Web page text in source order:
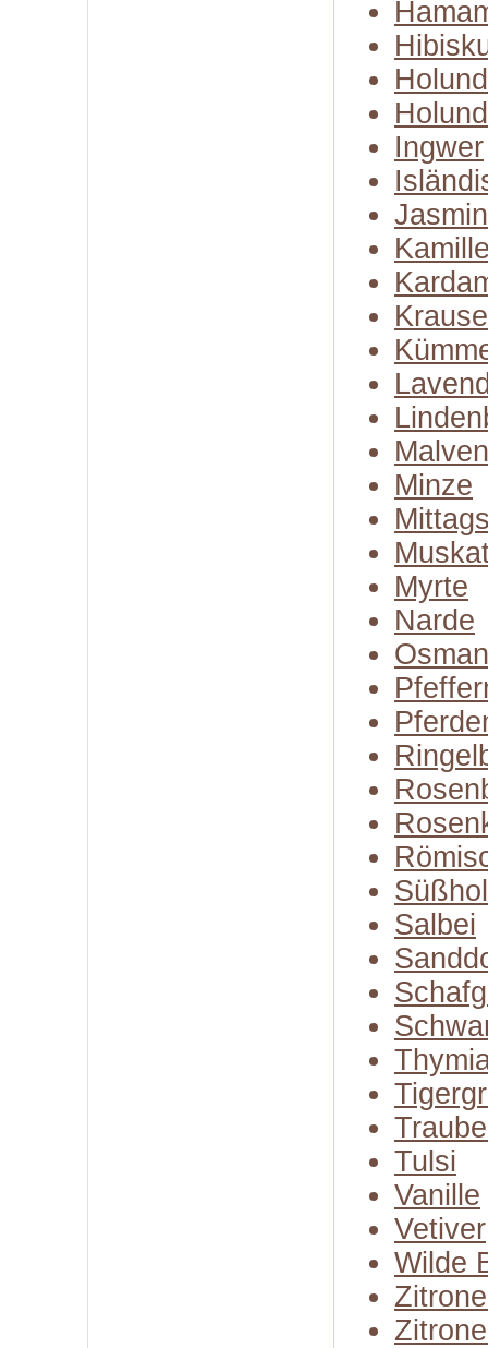
Ingwer
Minze
Myrte
Narde
Salbei
Tulsi
Vanille
Vetiver
Wilde